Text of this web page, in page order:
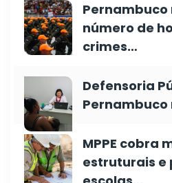
número de
crimes…
Defensoria
Pernambuco
MPPE cobra
estruturais e